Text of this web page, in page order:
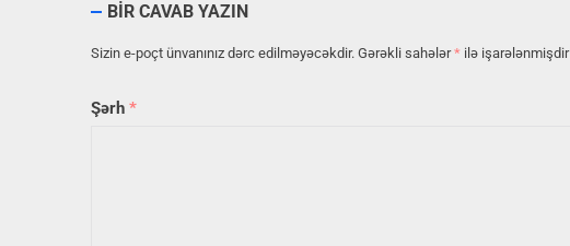
BIR CAVAB YAZIN
Sizin e-poçt ünvanınız dərc edilməyəcəkdir. Gərəkli sahələr* ilə işarələnmişdir
Şərh *